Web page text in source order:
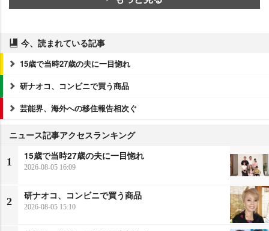
今、読まれている記事
15歳で当時27歳の夫に一目惚れ
研ナオコ、コンビニで買う商品
芸能界、海外への移住報告相次ぐ
ニュース記事アクセスランキング
1
15歳で当時27歳の夫に一目惚れ
2026-08-05 16:09
2
研ナオコ、コンビニで買う商品
2026-08-05 15:10